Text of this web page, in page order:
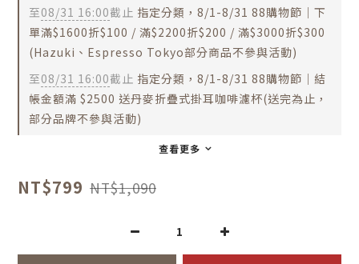
至08/31 16:00截止 指定分類，8/1-8/31 88購物節｜下
單滿$1600折$100 / 滿$2200折$200 / 滿$3000折$300
(Hazuki、Espresso Tokyo部分商品不參與活動)
至08/31 16:00截止 指定分類，8/1-8/31 88購物節｜結
帳金額滿 $2500 送丹麥折疊式掛耳咖啡濾杯(送完為止，
部分品牌不參與活動)
查看更多
NT$799 NT$1,090